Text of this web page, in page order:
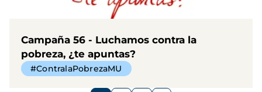
Campaña 56 - Luchamos contra la
pobreza, ¿te apuntas?
#ContralaPobrezaMU